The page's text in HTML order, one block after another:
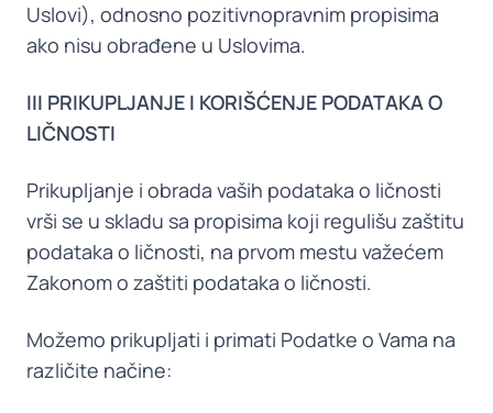
Uslovi), odnosno pozitivnopravnim propisima
ako nisu obrađene u Uslovima.
III PRIKUPLJANJE I KORIŠĆENJE PODATAKA O
LIČNOSTI
Prikupljanje i obrada vaših podataka o ličnosti
vrši se u skladu sa propisima koji regulišu zaštitu
podataka o ličnosti, na prvom mestu važećem
Zakonom o zaštiti podataka o ličnosti.
Možemo prikupljati i primati Podatke o Vama na
različite načine: